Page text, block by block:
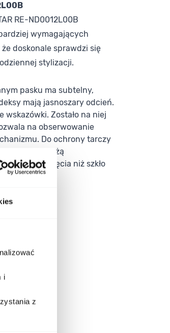
i
z
RE-ND0012L00B
wymagających
doskonale sprawdzi się
stylizacji.
pasku ma subtelny,
mają jasnoszary odcień.
Zostało na niej
na obserwowanie
Do ochrony tarczy
się dużą
na pęknięcia niż szkło